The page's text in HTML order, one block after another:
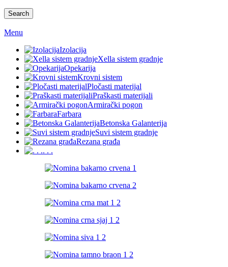
Search
Menu
Izolacija
Xella sistem gradnje
Opekarija
Krovni sistem
Pločasti materijal
Praškasti materijali
Armirački pogon
Farbara
Betonska Galanterija
Suvi sistem gradnje
Rezana građa
. . .